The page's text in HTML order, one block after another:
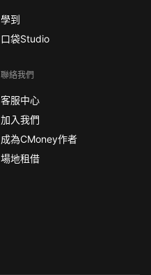
學到
口袋Studio
聯絡我們
客服中心
加入我們
成為CMoney作者
場地租借